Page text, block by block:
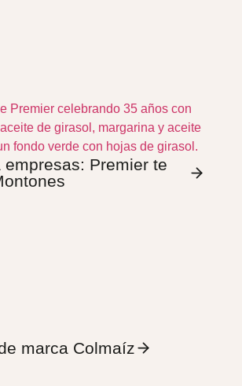
empresas: Premier te
marca Colmaíz